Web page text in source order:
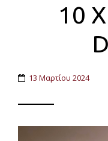
10
13 Μαρτίου 2024